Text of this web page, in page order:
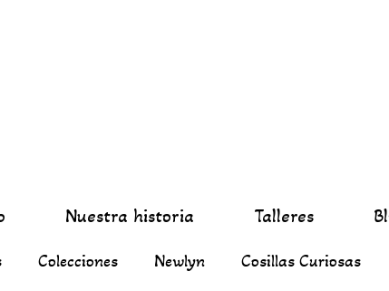
Nuestra historia Talleres
Colecciones Newlyn Cosillas Curiosas